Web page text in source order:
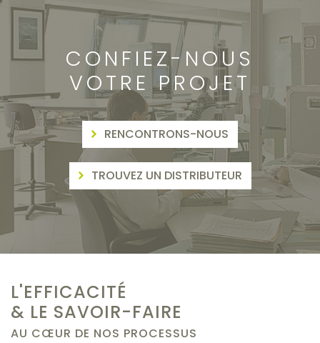
CONFIEZ-NOUS
VOTRE PROJET
RENCONTRONS-NOUS
TROUVEZ UN DISTRIBUTEUR
L'EFFICACITÉ
& LE SAVOIR-FAIRE
AU CŒUR DE NOS PROCESSUS